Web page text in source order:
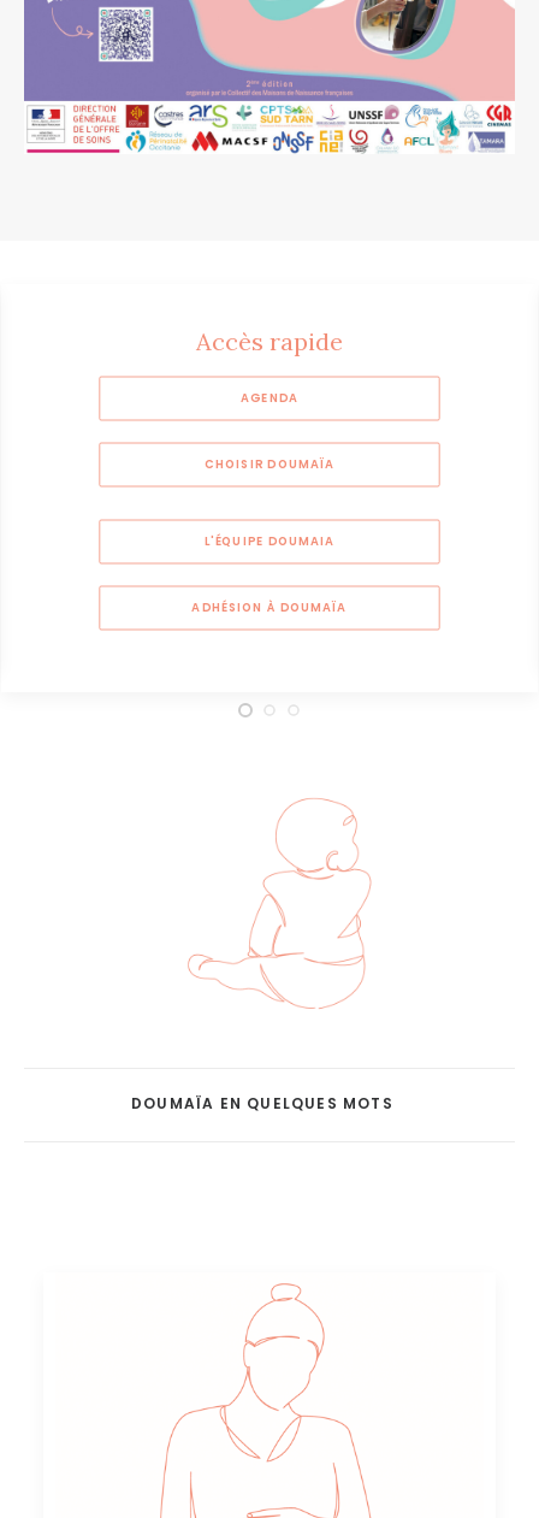
Accès rapide
AGENDA
CHOISIR DOUMAÏA
L'ÉQUIPE DOUMAIA
ADHÉSION À DOUMAÏA
DOUMAÏA EN QUELQUES MOTS